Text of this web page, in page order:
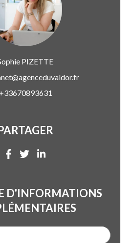
PIZETTE
+33670893631
D'INFORMATIONS